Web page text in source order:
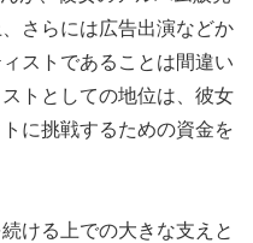
さらには広告出演などか
ストであることは間違い
トとしての地位は、彼女
に挑戦するための資金を
ける上での大きな支えと